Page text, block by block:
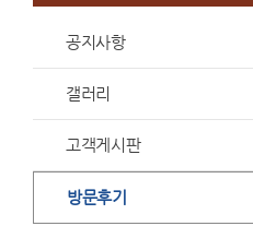
공지사항
갤러리
고객게시판
방문후기